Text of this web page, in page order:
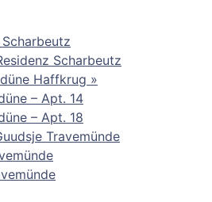
Scharbeutz
Haffkrug »
– Apt. 14
– Apt. 18
Travemünde